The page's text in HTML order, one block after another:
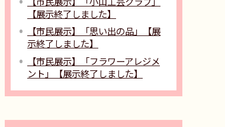
【展示終了しました】
【市民展示】「思い出の品」【展
示終了しました】
【市民展示】「フラワーアレジメ
ント」【展示終了しました】